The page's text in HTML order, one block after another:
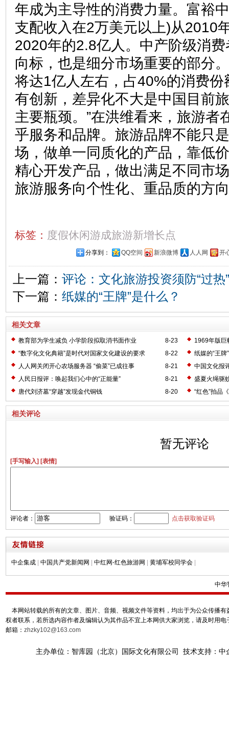
年成为主导性的消费力量。富裕
支配收入在2万美元以上)从2010
2020年的2.8亿人。中产阶级消
向标，也是细分市场重要的部分
将达1亿人左右，占40%的消费份
有创新，差异化不大是中国目前
主要瓶颈。”在洪维看来，旅游者
乎服务和品牌。旅游品牌不能只
场，做单一同质化的产品，靠低
精心开发产品，做出满足不同市
旅游服务向个性化、重品质的方
标签： 度假休闲游成旅游新增长点
分享到： QQ空间 新浪微博 人人网 开
上一篇： 评论：文化旅游投资须防“过热”
下一篇： 纸媒的“王牌”是什么？
相关文章
8-23
教育部为学生减负 小学阶段拟取消书面作业
1969年版巨
8-22
“数字化文化典籍”是时代对国家文化建设的要求
纸媒的“王牌
8-21
人人网关闭开心农场服务器 “偷菜”已成往事
中国文化报
8-21
人民日报评：唤起我们心中的“正能量”
盛夏火绳驱
8-20
唐代刘济墓“穿越”发现金代铜钱 “红色”拍品
相关评论
暂无评论
[手写输入] [表情]
评论者： 验证码： 点击获取验证码
中企集成 中国共产党新闻网 中红网-红色旅游网 黄埔军校同学会
中华
本网站转载的所有的文章、图片、音频、视频文件等资料，均出于为公众传播
权者联系，若所选内容作者及编辑认为其作品不宜上本网供大家浏览，请及时用
邮箱： zhzky102@163.com
主办单位：智库园（北京）国际文化有限公司 技术支持：